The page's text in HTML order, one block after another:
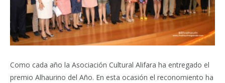
Como cada año la Asociación Cultural Alifara ha entregado el
premio Alhaurino del Año. En esta ocasión el reconomiento ha